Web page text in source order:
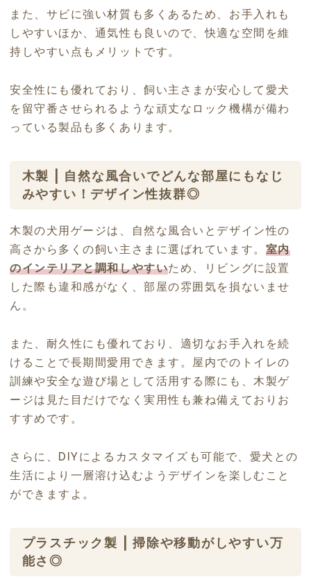
また、サビに強い材質も多くあるため、お手入れも
しやすいほか、通気性も良いので、快適な空間を維
持しやすい点もメリットです。
安全性にも優れており、飼い主さまが安心して愛犬
を留守番させられるような頑丈なロック機構が備わ
っている製品も多くあります。
木製 | 自然な風合いでどんな部屋にもなじ
みやすい！デザイン性抜群◎
木製の犬用ゲージは、自然な風合いとデザイン性の
高さから多くの飼い主さまに選ばれています。 室内
のインテリアと調和しやすいため、リビングに設置
した際も違和感がなく、部屋の雰囲気を損ないませ
ん。
また、耐久性にも優れており、適切なお手入れを続
けることで長期間愛用できます。屋内でのトイレの
訓練や安全な遊び場として活用する際にも、木製ゲ
ージは見た目だけでなく実用性も兼ね備えておりお
すすめです。
さらに、DIYによるカスタマイズも可能で、愛犬との
生活により一層溶け込むようデザインを楽しむこと
ができますよ。
プラスチック製 | 掃除や移動がしやすい万
能さ◎